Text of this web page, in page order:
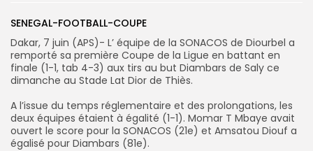
Search
for:
FR
SENEGAL-FOOTBALL-COUPE
‎Dakar, 7 juin (APS)- L’ équipe de la SONACOS de Diourbel a
remporté sa première Coupe de la Ligue en battant en
finale (1-1, tab 4-3) aux tirs au but Diambars de Saly ce
dimanche au Stade Lat Dior de Thiès.
‎A l’issue du temps réglementaire et des prolongations, les
deux équipes étaient à égalité (1-1). ‎Momar T Mbaye avait
ouvert le score pour la SONACOS (21e) et Amsatou Diouf a
égalisé pour Diambars (81e).